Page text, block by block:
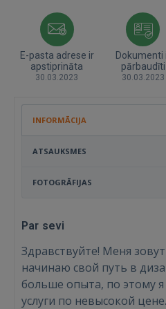
E-pasta adrese ir
apstiprināta
30.03.2023
Dokumenti
pārbaudīti
30.03.2023
INFORMĀCIJA
ATSAUKSMES
FOTOGRĀFIJAS
Par sevi
Здравствуйте! Меня
начинаю свой путь в
больше опыта, по этому
услуги по невысокой